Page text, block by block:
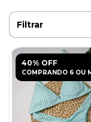
Filtrar
40% OFF
COMPRANDO 6 OU